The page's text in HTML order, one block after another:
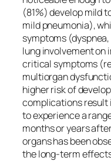
(81%) develop mild
mild pneumonia),
symptoms
lung involvement on
critical symptoms
multiorgan
higher risk of
complications result
to experience a
months or years
organs has been
the long-term